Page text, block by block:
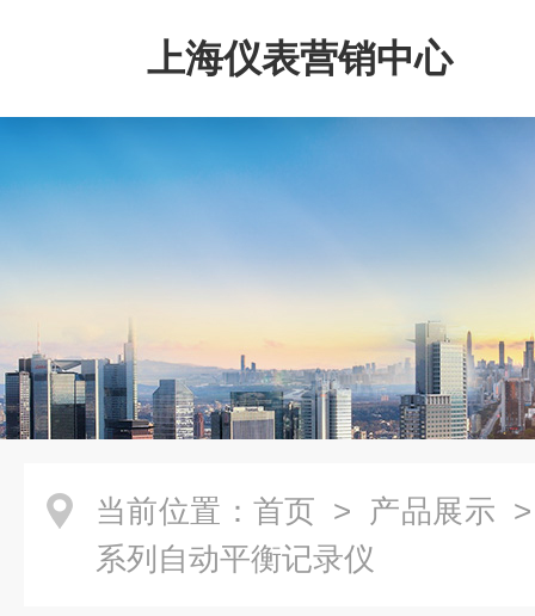
上海仪表营销中心
当前位置： 首页 > 产品展示
系列自动平衡记录仪